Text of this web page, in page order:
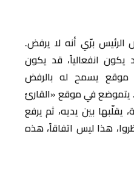
الرئيس برّي أنه لا يرفض.
يكون انفعالياً، قد يكون
موقع يسمح له بالرفض
يتموضع في موقع «القارئ
يقلّبها بين يديه، ثم يرفع
هذا ليس اتفاقاً، هذه